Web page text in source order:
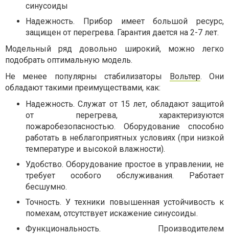
синусоиды
Надежность. Прибор имеет большой ресурс,
защищен от перегрева. Гарантия дается на 2-7 лет.
Модельный ряд довольно широкий, можно легко
подобрать оптимальную модель.
Не менее популярны стабилизаторы Вольтер. Они
обладают такими преимуществами, как:
Надежность. Служат от 15 лет, обладают защитой
от перегрева, характеризуются
пожаробезопасностью. Оборудование способно
работать в неблагоприятных условиях (при низкой
температуре и высокой влажности).
Удобство. Оборудование простое в управлении, не
требует особого обслуживания. Работает
бесшумно.
Точность. У техники повышенная устойчивость к
помехам, отсутствует искажение синусоиды.
Функциональность. Производителем